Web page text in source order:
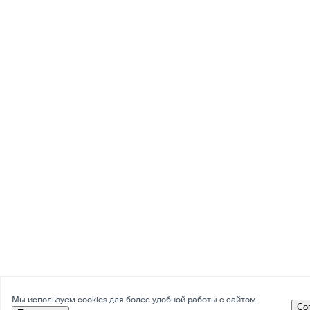
Мы используем cookies для более удобной работы с сайтом.